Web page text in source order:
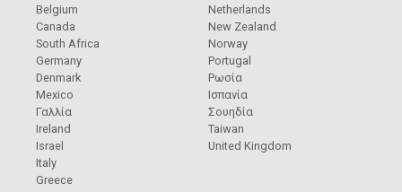
Belgium
Canada
South Africa
Germany
Denmark
Mexico
Γαλλία
Ireland
Israel
Italy
Greece
Netherlands
New Zealand
Norway
Portugal
Ρωσία
Ισπανία
Σουηδία
Taiwan
United Kingdom